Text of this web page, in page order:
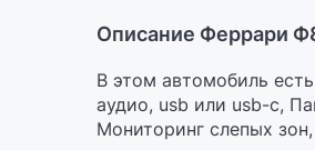
Описание Феррари
В этом автомобиль
аудио, usb или usb-c,
Мониторинг слепых